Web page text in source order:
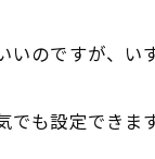
のですが、い
も設定できます